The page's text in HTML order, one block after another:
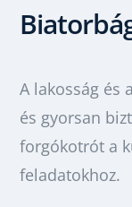
A lakosság és
és gyorsan
forgókotrót a
feladatokhoz.